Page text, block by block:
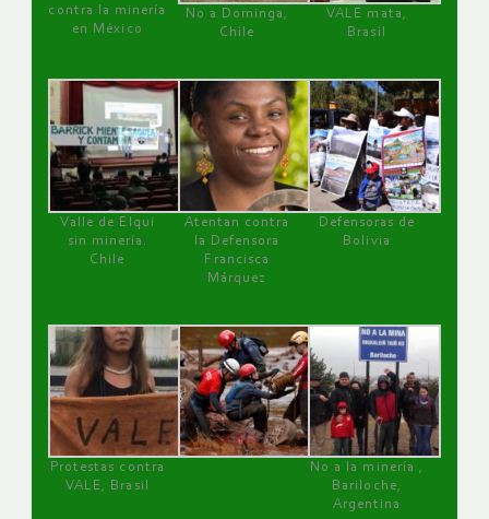
contra la minería
en México
No a Dominga,
Chile
VALE mata,
Brasil
Valle de Elqui
sin minería.
Chile
Atentan contra
la Defensora
Francisca
Márquez
Defensoras de
Bolivia
Protestas contra
VALE, Brasil
No a la minería ,
Bariloche,
Argentina